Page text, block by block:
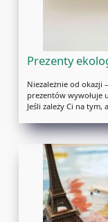
Prezenty
Niezależnie od okazji
prezentów wywołuje
Jeśli zależy Ci na